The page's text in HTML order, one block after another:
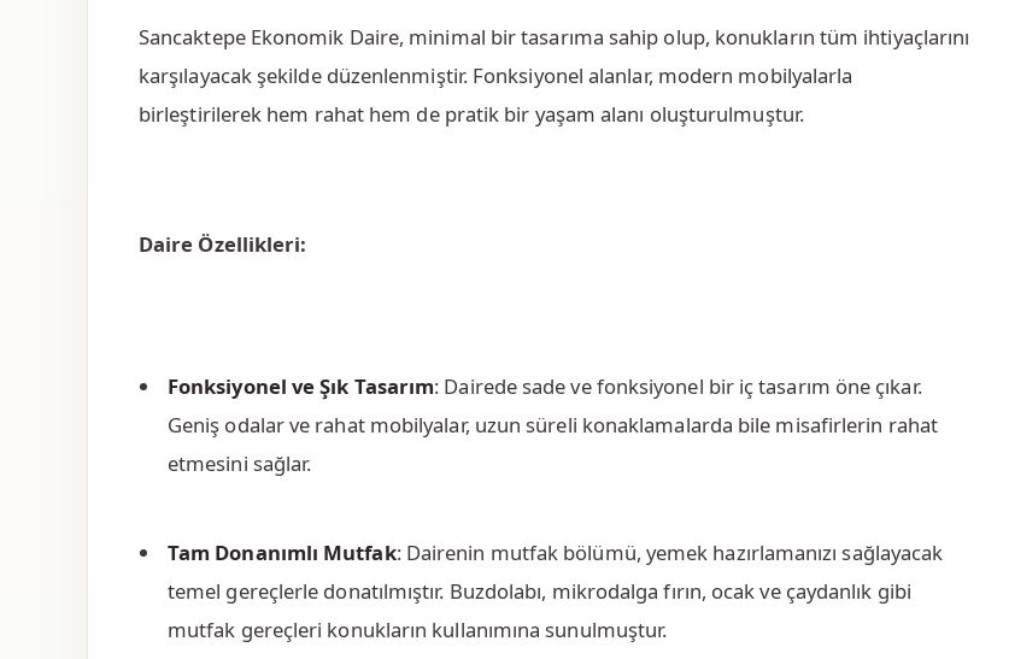
Sancaktepe Ekonomik Daire, minimal bir tasarıma sahip olup, konukların tüm ihtiyaçlarını
karşılayacak şekilde düzenlenmiştir. Fonksiyonel alanlar, modern mobilyalarla
birleştirilerek hem rahat hem de pratik bir yaşam alanı oluşturulmuştur.
Daire Özellikleri:
Fonksiyonel ve Şık Tasarım: Dairede sade ve fonksiyonel bir iç tasarım öne çıkar.
Geniş odalar ve rahat mobilyalar, uzun süreli konaklamalarda bile misafirlerin rahat
etmesini sağlar.
Tam Donanımlı Mutfak: Dairenin mutfak bölümü, yemek hazırlamanızı sağlayacak
temel gereçlerle donatılmıştır. Buzdolabı, mikrodalga fırın, ocak ve çaydanlık gibi
mutfak gereçleri konukların kullanımına sunulmuştur.